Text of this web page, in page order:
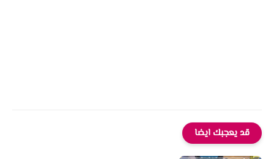
قد يعجبك ايضا